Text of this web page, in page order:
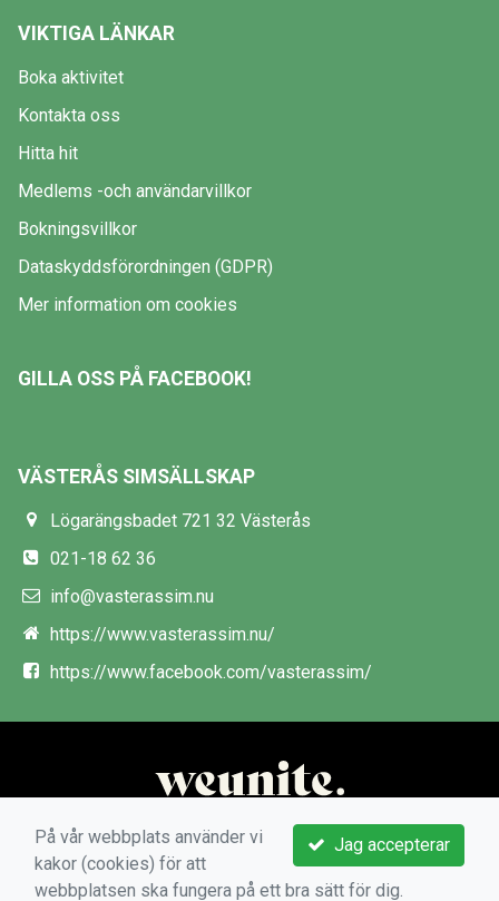
VIKTIGA LÄNKAR
Boka aktivitet
Kontakta oss
Hitta hit
Medlems -och användarvillkor
Bokningsvillkor
Dataskyddsförordningen (GDPR)
Mer information om cookies
GILLA OSS PÅ FACEBOOK!
VÄSTERÅS SIMSÄLLSKAP
Lögarängsbadet 721 32 Västerås
021-18 62 36
info@vasterassim.nu
https://www.vasterassim.nu/
https://www.facebook.com/vasterassim/
Jag accepterar
På vår webbplats använder vi
kakor (cookies) för att
webbplatsen ska fungera på ett bra sätt för dig.